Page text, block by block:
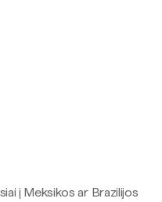
į Meksikos ar Brazilijos